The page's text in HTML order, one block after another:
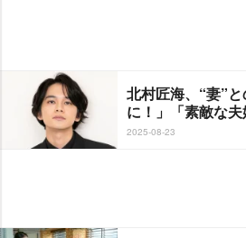
北村匠海、“妻”
に！」「素敵な夫
2025-08-23